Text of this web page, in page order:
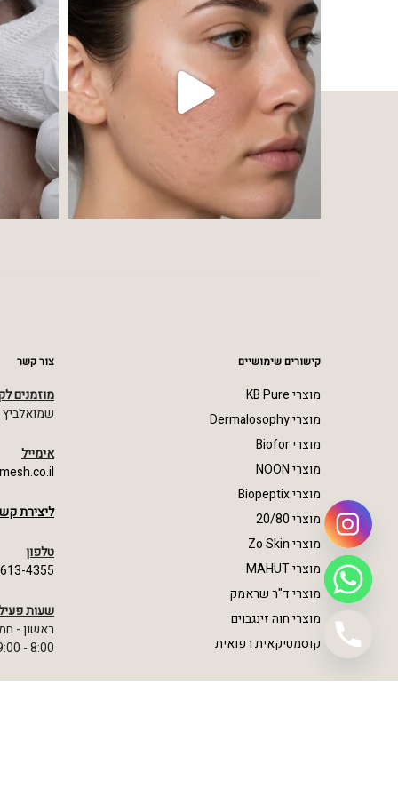
קישורים שימושיים
מוצרי KB Pure
מוצרי Dermalosophy
מוצרי Biofor
מוצרי NOON
מוצרי Biopeptix
מוצרי 20/80
מוצרי Zo Skin
מוצרי MAHUT
מוצרי ד"ר שראמק
מוצרי חוה זינגבוים
קוסמטיקאית רפואית
צור קשר
מוזמנים
שמואלביץ מרדכי
אימייל
ליצירת
טלפון
4355
שעות
ראשון -
8:00 - 19:00